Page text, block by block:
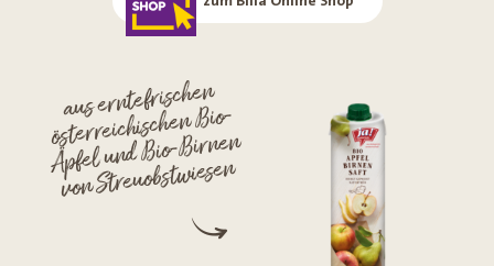
aus erntefrischen
österreichischen Bio-
Äpfel und Bio-Birnen
von Streuobstwiesen